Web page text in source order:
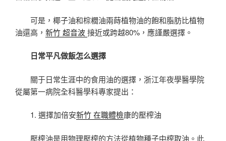
可是，椰子油和棕櫚油兩蒔植物油的飽和脂肪比植物
油還高， 新竹 超音波接近或跨越80%，應謹嚴選擇。
日常平凡做飯怎么選擇
關于日常生涯中的食用油的選擇，浙江年夜學醫學院
從屬第一病院全科醫學科專家提出：
1. 選擇加倍安新竹 在職體檢康的壓榨油
壓榨油是用物理壓榨的方法從植物種子中榨取油。此